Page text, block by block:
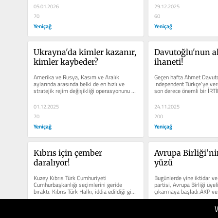
05.01.2026
70
Yeniçağ
29.12.2025
60
Yeniçağ
Ukrayna'da kimler kazanır,
kimler kaybeder?
Amerika ve Rusya, Kasım ve Aralık
aylarında arasında belki de en hızlı ve
stratejik rejim değişikliği operasyonunu
birlikte...
01.12.2025
70
Yeniçağ
Davutoğlu'nun
ihaneti!
Geçen hafta Ahmet
İndependent Türkçe’ye
son derece önemli bir
24.11.2025
200
Yeniçağ
Kıbrıs için çember
daralıyor!
Kuzey Kıbrıs Türk Cumhuriyeti
Cumhurbaşkanlığı seçimlerini geride
bıraktı. Kıbrıs Türk Halkı, iddia edildiği gibi
Rumlarla birleşip,...
Avrupa
yüzü
Bugünlerde yine iktidar
partisi, Avrupa Birliği
çıkarmaya başladı.AKP
daha fazla...